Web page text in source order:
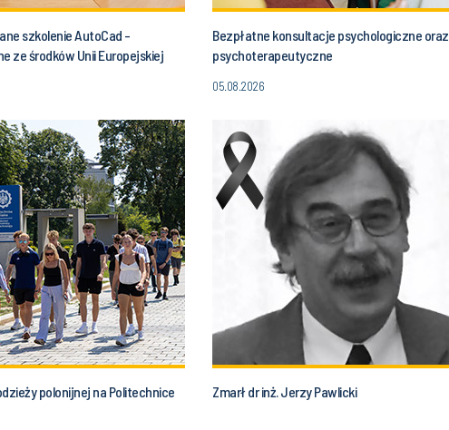
szkolenie AutoCad -
ze środków Unii Europejskiej
Bezpłatne konsultacje psychologiczne oraz
psychoterapeutyczne
05.08.2026
polonijnej na Politechnice
Zmarł dr inż. Jerzy Pawlicki